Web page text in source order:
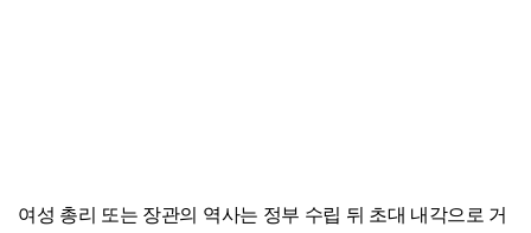
여성 총리 또는 장관의 역사는 정부 수립 뒤 초대 내각으로 거